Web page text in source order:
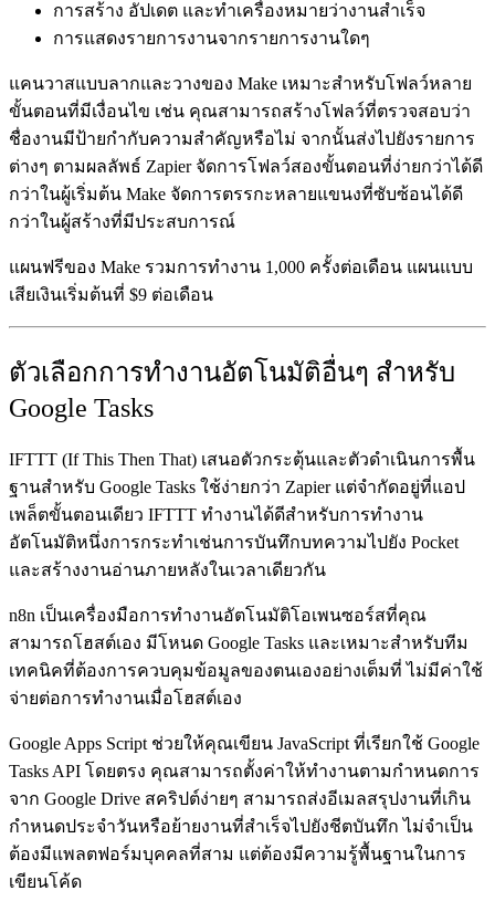
การสร้าง อัปเดต และทำเครื่องหมายว่างานสำเร็จ
การแสดงรายการงานจากรายการงานใดๆ
แคนวาสแบบลากและวางของ Make เหมาะสำหรับโฟลว์หลาย
ขั้นตอนที่มีเงื่อนไข เช่น คุณสามารถสร้างโฟลว์ที่ตรวจสอบว่า
ชื่องานมีป้ายกำกับความสำคัญหรือไม่ จากนั้นส่งไปยังรายการ
ต่างๆ ตามผลลัพธ์ Zapier จัดการโฟลว์สองขั้นตอนที่ง่ายกว่าได้ดี
กว่าในผู้เริ่มต้น Make จัดการตรรกะหลายแขนงที่ซับซ้อนได้ดี
กว่าในผู้สร้างที่มีประสบการณ์
แผนฟรีของ Make รวมการทำงาน 1,000 ครั้งต่อเดือน แผนแบบ
เสียเงินเริ่มต้นที่ $9 ต่อเดือน
ตัวเลือกการทำงานอัตโนมัติอื่นๆ สำหรับ
Google Tasks
IFTTT (If This Then That) เสนอตัวกระตุ้นและตัวดำเนินการพื้น
ฐานสำหรับ Google Tasks ใช้ง่ายกว่า Zapier แต่จำกัดอยู่ที่แอป
เพล็ตขั้นตอนเดียว IFTTT ทำงานได้ดีสำหรับการทำงาน
อัตโนมัติหนึ่งการกระทำเช่นการบันทึกบทความไปยัง Pocket
และสร้างงานอ่านภายหลังในเวลาเดียวกัน
n8n เป็นเครื่องมือการทำงานอัตโนมัติโอเพนซอร์สที่คุณ
สามารถโฮสต์เอง มีโหนด Google Tasks และเหมาะสำหรับทีม
เทคนิคที่ต้องการควบคุมข้อมูลของตนเองอย่างเต็มที่ ไม่มีค่าใช้
จ่ายต่อการทำงานเมื่อโฮสต์เอง
Google Apps Script ช่วยให้คุณเขียน JavaScript ที่เรียกใช้ Google
Tasks API โดยตรง คุณสามารถตั้งค่าให้ทำงานตามกำหนดการ
จาก Google Drive สคริปต์ง่ายๆ สามารถส่งอีเมลสรุปงานที่เกิน
กำหนดประจำวันหรือย้ายงานที่สำเร็จไปยังชีตบันทึก ไม่จำเป็น
ต้องมีแพลตฟอร์มบุคคลที่สาม แต่ต้องมีความรู้พื้นฐานในการ
เขียนโค้ด